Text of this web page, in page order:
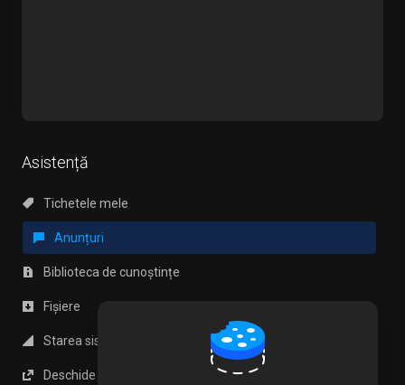
Asistență
Tichetele mele
Anunțuri
Biblioteca de cunoștințe
Fișiere
Starea sistemelor
Deschide Tichet